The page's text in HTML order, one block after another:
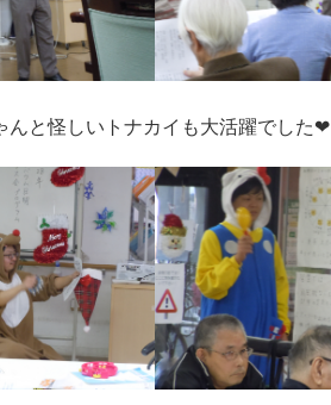
んと怪しいトナカイも大活躍でした❤